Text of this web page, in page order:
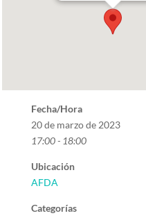
Fecha/Hora
20 de marzo de 2023
17:00 - 18:00
Ubicación
AFDA
Categorías